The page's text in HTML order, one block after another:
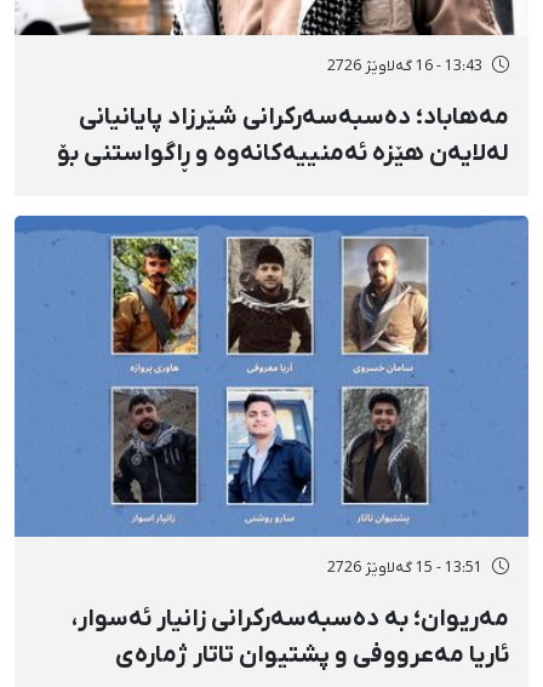
13:43 - 16 گەلاوێژ 2726
مەهاباد؛ دەسبەسەرکرانی شێرزاد پایانیانی
لەلایەن هێزە ئەمنییەکانەوە و ڕاگواستنی بۆ
13:51 - 15 گەلاوێژ 2726
مەریوان؛ بە دەسبەسەرکرانی زانیار ئەسوار،
ئاریا مەعرووفی و پشتیوان تاتار ژمارەی